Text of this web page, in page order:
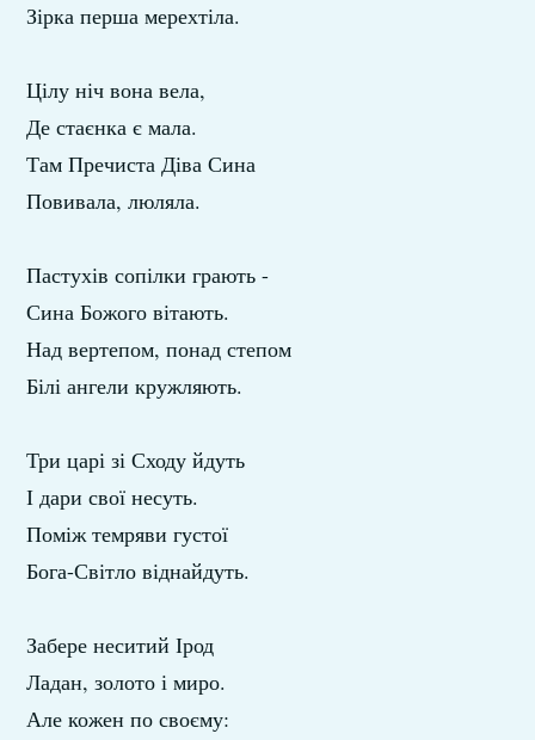
Зірка перша мерехтіла.
Цілу ніч вона вела,
Де стаєнка є мала.
Там Пречиста Діва Сина
Повивала, люляла.
Пастухів сопілки грають -
Сина Божого вітають.
Над вертепом, понад степом
Білі ангели кружляють.
Три царі зі Сходу йдуть
І дари свої несуть.
Поміж темряви густої
Бога-Світло віднайдуть.
Забере неситий Ірод
Ладан, золото і миро.
Але кожен по своєму: